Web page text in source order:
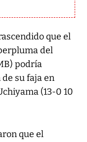
que el
del
podría
su faja en
(13-0 10
que el